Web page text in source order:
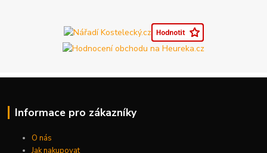
Informace pro zákazníky
O nás
Jak nakupovat